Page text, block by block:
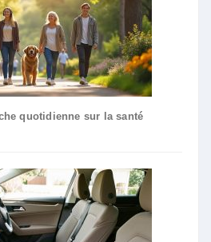
quotidienne sur la santé